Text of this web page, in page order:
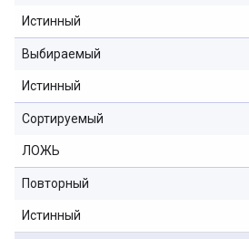
Истинный
Выбираемый
Истинный
Сортируемый
ЛОЖЬ
Повторный
Истинный